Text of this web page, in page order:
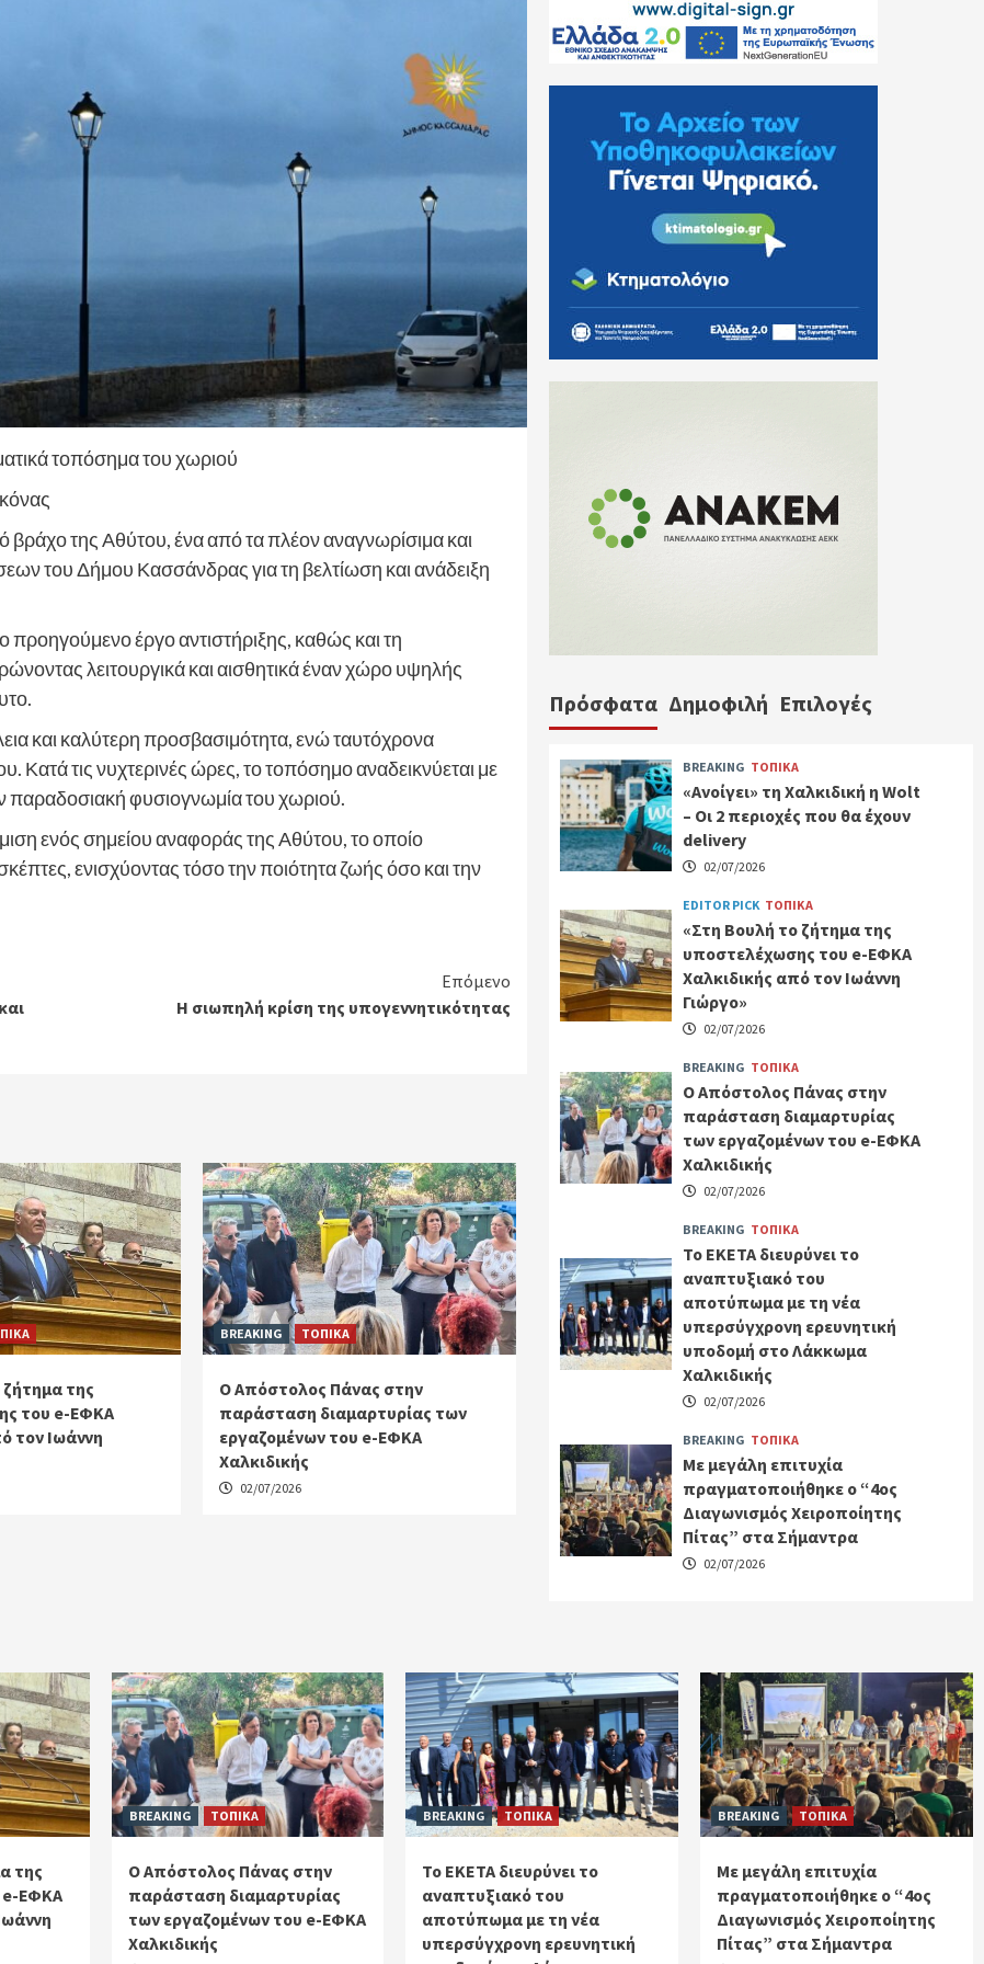
τοπόσημα του χωριού
βράχο της Αθύτου, ένα από τα πλέον αναγνωρίσιμα και
του Δήμου Κασσάνδρας για τη βελτίωση και ανάδειξη
έργο αντιστήριξης, καθώς και τη
λειτουργικά και αισθητικά έναν χώρο υψηλής
και καλύτερη προσβασιμότητα, ενώ ταυτόχρονα
Κατά τις νυχτερινές ώρες, το τοπόσημο αναδεικνύεται με
παραδοσιακή φυσιογνωμία του χωριού.
ενός σημείου αναφοράς της Αθύτου, το οποίο
ενισχύοντας τόσο την ποιότητα ζωής όσο και την
Επόμενο
Η σιωπηλή κρίση της υπογεννητικότητας
της
του e-ΕΦΚΑ
τον Ιωάννη
BREAKING ΤΟΠΙΚΑ
Ο Απόστολος Πάνας στην
παράσταση διαμαρτυρίας των
εργαζομένων του e-ΕΦΚΑ
Χαλκιδικής
02/07/2026
Πρόσφατα Δημοφιλή Επιλογές
BREAKING ΤΟΠΙΚΑ
«Ανοίγει» τη Χαλκιδική η Wolt
– Οι 2 περιοχές που θα έχουν
delivery
02/07/2026
EDITOR PICK ΤΟΠΙΚΑ
«Στη Βουλή το ζήτημα της
υποστελέχωσης του e-ΕΦΚΑ
Χαλκιδικής από τον Ιωάννη
Γιώργο»
02/07/2026
BREAKING ΤΟΠΙΚΑ
Ο Απόστολος Πάνας στην
παράσταση διαμαρτυρίας
των εργαζομένων του e-ΕΦΚΑ
Χαλκιδικής
02/07/2026
BREAKING ΤΟΠΙΚΑ
Το ΕΚΕΤΑ διευρύνει το
αναπτυξιακό του
αποτύπωμα με τη νέα
υπερσύγχρονη ερευνητική
υποδομή στο Λάκκωμα
Χαλκιδικής
02/07/2026
BREAKING ΤΟΠΙΚΑ
Με μεγάλη επιτυχία
πραγματοποιήθηκε ο “4ος
Διαγωνισμός Χειροποίητης
Πίτας” στα Σήμαντρα
02/07/2026
της
e-ΕΦΚΑ
BREAKING ΤΟΠΙΚΑ
Ο Απόστολος Πάνας στην
παράσταση διαμαρτυρίας
των εργαζομένων του e-ΕΦΚΑ
Χαλκιδικής
BREAKING ΤΟΠΙΚΑ
Το ΕΚΕΤΑ διευρύνει το
αναπτυξιακό του
αποτύπωμα με τη νέα
υπερσύγχρονη ερευνητική
BREAKING ΤΟΠΙΚΑ
Με μεγάλη επιτυχία
πραγματοποιήθηκε ο “4ος
Διαγωνισμός Χειροποίητης
Πίτας” στα Σήμαντρα